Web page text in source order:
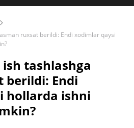
ruxsat berildi: Endi xodimlar qaysi
ish tashlashga
berildi: Endi
hollarda ishni